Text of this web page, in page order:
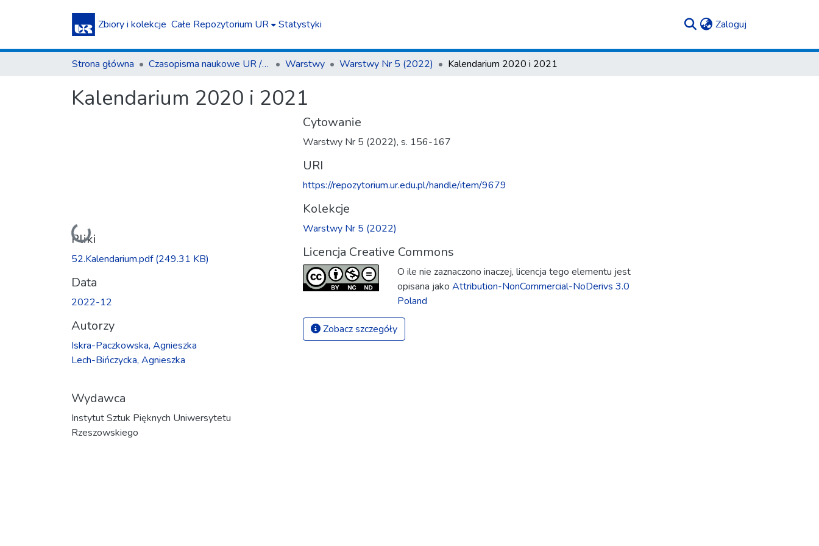
Zbiory i kolekcje Całe Repozytorium UR Statystyki Zaloguj
Strona główna Czasopisma naukowe UR / Scientific Journals Warstwy Warstwy Nr 5 (2022) Kalendarium 2020 i 2021
Kalendarium 2020 i 2021
Ładowanie...
Pliki
52.Kalendarium.pdf(249.31 KB)
Data
2022-12
Autorzy
Iskra-Paczkowska, Agnieszka
Lech-Bińczycka, Agnieszka
Wydawca
Instytut Sztuk Pięknych Uniwersytetu
Rzeszowskiego
Cytowanie
Warstwy Nr 5 (2022), s. 156-167
URI
https://repozytorium.ur.edu.pl/handle/item/9679
Kolekcje
Warstwy Nr 5 (2022)
Licencja Creative Commons
O ile nie zaznaczono inaczej, licencja tego elementu jest
opisana jako Attribution-NonCommercial-NoDerivs 3.0
Poland
Zobacz szczegóły